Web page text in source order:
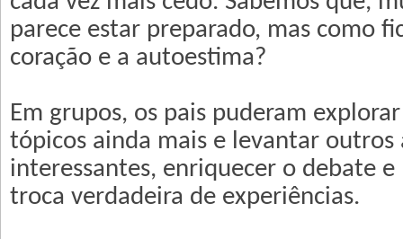
parece estar preparado, mas como
coração e a autoestima?
Em grupos, os pais puderam
tópicos ainda mais e levantar outros
interessantes, enriquecer o debate
troca verdadeira de experiências.